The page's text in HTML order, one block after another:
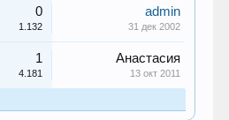
0
1.132
admin
31 дек 2002
1
4.181
Анастасия
13 окт 2011